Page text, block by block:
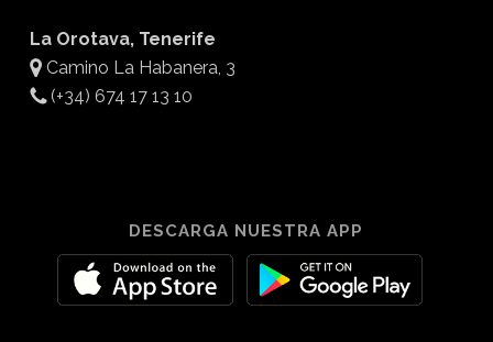
La Orotava, Tenerife
Camino La Habanera, 3
(+34) 674 17 13 10
DESCARGA NUESTRA APP